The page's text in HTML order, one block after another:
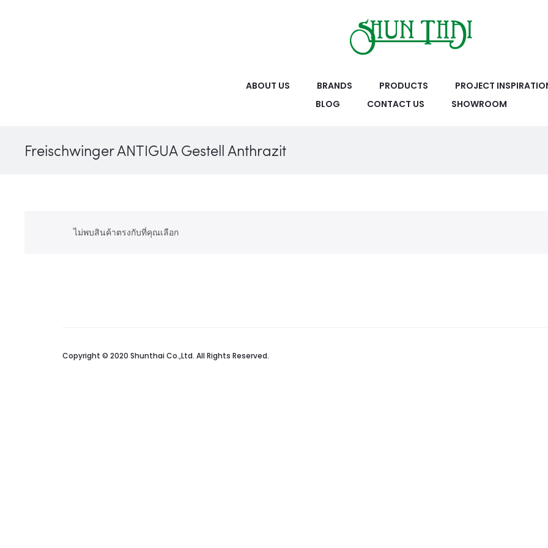
ABOUT US BRANDS PRODUCTS
PROJECT
BLOG
CONTACT US SHOWROOM
Freischwinger ANTIGUA Gestell Anthrazit
ไม่พบสินค้าตรงกับที่คุณเลือก
Copyright © 2020 Shunthai Co.,Ltd. All Rights Reserved.